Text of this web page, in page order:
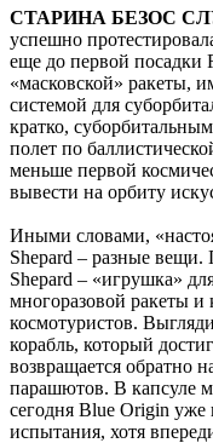
СТАРИНА БЕЗОС
успешно
еще до первой посадки
«масковской» ракеты,
системой для
кратко,
полет по
меньше первой
вывести на орбиту
Иными словами,
Shepard – разные
Shepard – «игрушка»
многоразовой ракеты и
космотуристов.
корабль, который
возвращается обратно
парашютов. В капсуле
сегодня Blue Origin
испытания, хотя